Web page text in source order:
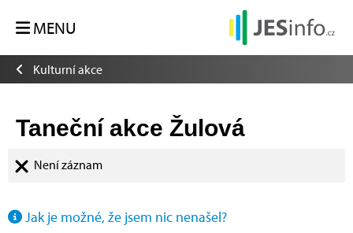
MENU
Kulturní akce
Taneční akce Žulová
Není záznam
Jak je možné, že jsem nic nenašel?